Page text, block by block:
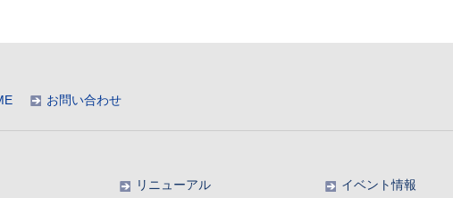
お問い合わせ
リニューアル イベント情報